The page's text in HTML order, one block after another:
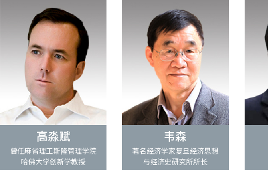
高淼赋
曾任麻省理工斯隆管理学院
哈佛大学创新学教授
韦森
著名经济学家复旦经济思想
与经济史研究所所长